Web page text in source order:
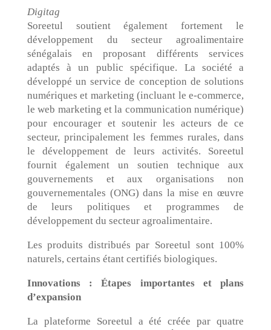
Digitag
Soreetul soutient également fortement le
développement du secteur agroalimentaire
sénégalais en proposant différents services
adaptés à un public spécifique. La société a
développé un service de conception de solutions
numériques et marketing (incluant le e-commerce,
le web marketing et la communication numérique)
pour encourager et soutenir les acteurs de ce
secteur, principalement les femmes rurales, dans
le développement de leurs activités. Soreetul
fournit également un soutien technique aux
gouvernements et aux organisations non
gouvernementales (ONG) dans la mise en œuvre
de leurs politiques et programmes de
développement du secteur agroalimentaire.
Les produits distribués par Soreetul sont 100%
naturels, certains étant certifiés biologiques.
Innovations : Étapes importantes et plans
d’expansion
La plateforme Soreetul a été créée par quatre